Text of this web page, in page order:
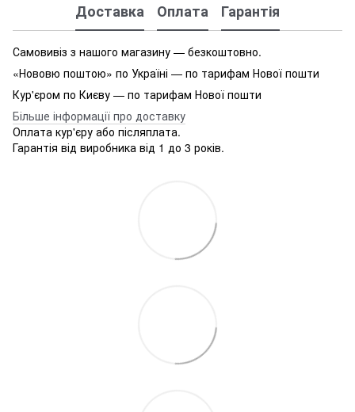
Доставка Оплата Гарантія
Самовивіз з нашого магазину — безкоштовно.
«Нововю поштою» по Україні — по тарифам Нової пошти
Кур'єром по Києву — по тарифам Нової пошти
Більше інформації про доставку
Оплата кур'єру або післяплата.
Гарантія від виробника від 1 до 3 років.